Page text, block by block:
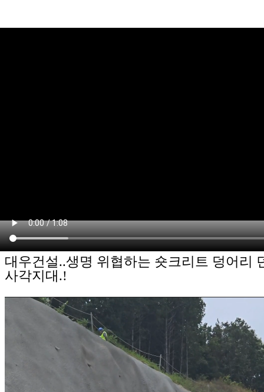
대우건설..생명 위협하는 숏크리트 덩어리
사각지대.!